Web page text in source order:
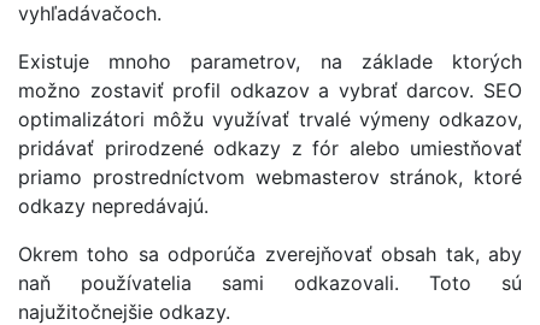
vyhľadávačoch.
Existuje mnoho parametrov, na základe ktorých
možno zostaviť profil odkazov a vybrať darcov. SEO
optimalizátori môžu využívať trvalé výmeny odkazov,
pridávať prirodzené odkazy z fór alebo umiestňovať
priamo prostredníctvom webmasterov stránok, ktoré
odkazy nepredávajú.
Okrem toho sa odporúča zverejňovať obsah tak, aby
naň používatelia sami odkazovali. Toto sú
najužitočnejšie odkazy.